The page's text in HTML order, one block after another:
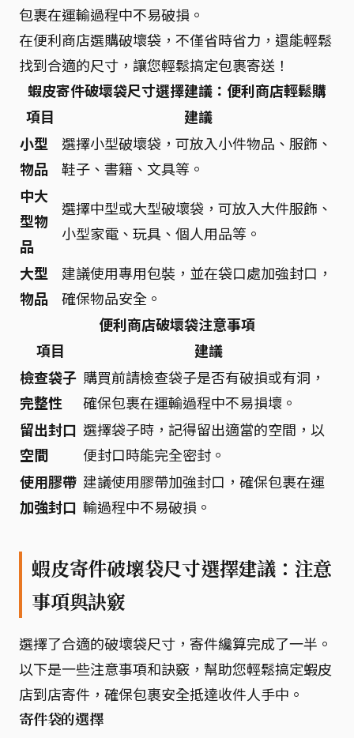
包裹在運輸過程中不易破損。
在便利商店選購破壞袋，不僅省時省力，還能輕鬆
找到合適的尺寸，讓您輕鬆搞定包裹寄送！
蝦皮寄件破壞袋尺寸選擇建議：便利商店輕鬆購
項目
建議
小型
物品
選擇小型破壞袋，可放入小件物品、服飾、
鞋子、書籍、文具等。
中大
型物
品
選擇中型或大型破壞袋，可放入大件服飾、
小型家電、玩具、個人用品等。
大型
物品
建議使用專用包裝，並在袋口處加強封口，
確保物品安全。
便利商店破壞袋注意事項
項目
建議
檢查袋子
完整性
購買前請檢查袋子是否有破損或有洞，
確保包裹在運輸過程中不易損壞。
留出封口
空間
選擇袋子時，記得留出適當的空間，以
便封口時能完全密封。
使用膠帶
加強封口
建議使用膠帶加強封口，確保包裹在運
輸過程中不易破損。
蝦皮寄件破壞袋尺寸選擇建議：注意
事項與訣竅
選擇了合適的破壞袋尺寸，寄件纔算完成了一半。
以下是一些注意事項和訣竅，幫助您輕鬆搞定蝦皮
店到店寄件，確保包裹安全抵達收件人手中。
寄件袋的選擇